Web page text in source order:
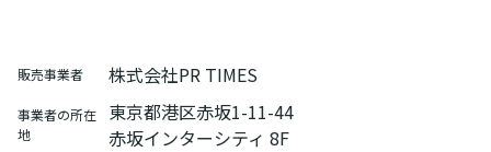
販売事業者 株式会社PR TIMES
事業者の所在
地
東京都港区赤坂1-11-44
赤坂インターシティ 8F